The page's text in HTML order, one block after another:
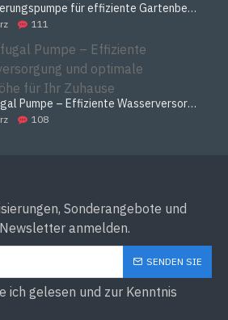
Bewässerungspumpe für effiziente Gartenbewässerung
111
Zentrifugal Pumpe – Effiziente Wasserversorgung und optimale Förderhöhe für Ihr Zuhause
108
Sonderangebote und
anmelden.
SENDEN SIE
ich gelesen und zur Kenntnis